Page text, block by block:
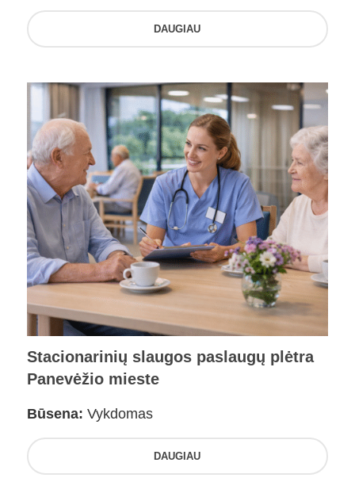
DAUGIAU
Stacionarinių slaugos paslaugų plėtra
Panevėžio mieste
Būsena: Vykdomas
DAUGIAU